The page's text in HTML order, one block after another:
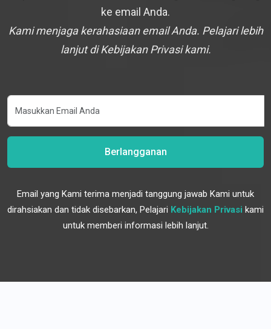
ke email Anda.
Kami menjaga kerahasiaan email Anda. Pelajari lebih
lanjut di Kebijakan Privasi kami.
Berlangganan
Email yang Kami terima menjadi tanggung jawab Kami untuk
dirahsiakan dan tidak disebarkan, Pelajari Kebijakan Privasi kami
untuk memberi informasi lebih lanjut.